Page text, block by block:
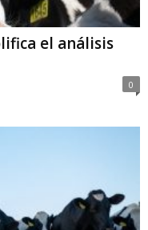
el análisis
0